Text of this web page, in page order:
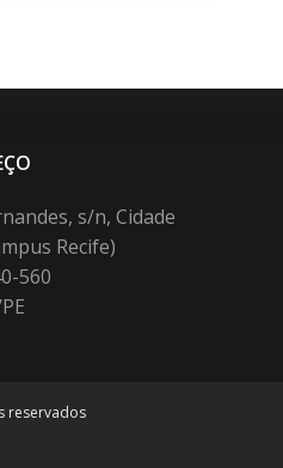
s/n, Cidade
Recife)
560
reservados